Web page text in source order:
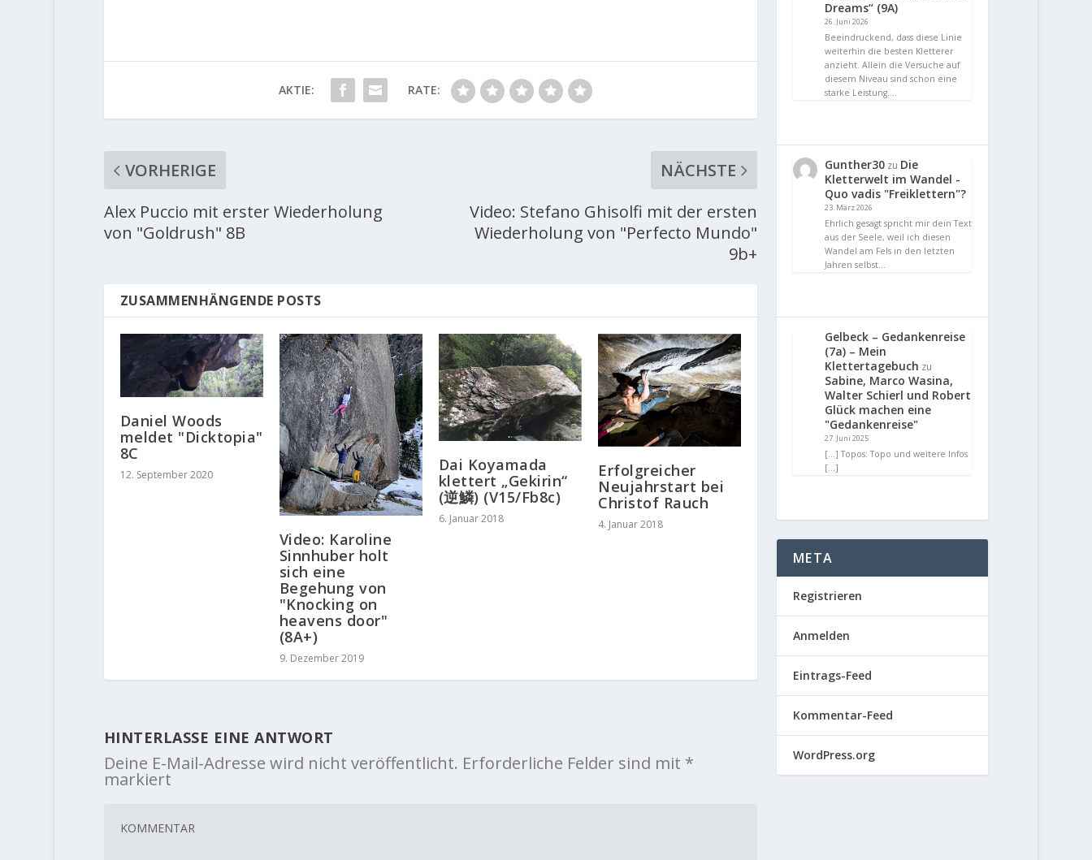
AKTIE: RATE:
VORHERIGE
Alex Puccio mit erster Wiederholung
von "Goldrush" 8B
NÄCHSTE
Video: Stefano Ghisolfi mit der ersten
Wiederholung von "Perfecto Mundo"
9b+
ZUSAMMENHÄNGENDE POSTS
Daniel Woods
meldet "Dicktopia"
8C
12. September 2020
Video: Karoline
Sinnhuber holt
sich eine
Begehung von
"Knocking on
heavens door"
(8A+)
9. Dezember 2019
Dai Koyamada
klettert „Gekirin“
(逆鱗) (V15/Fb8c)
6. Januar 2018
Erfolgreicher
Neujahrstart bei
Christof Rauch
4. Januar 2018
HINTERLASSE EINE ANTWORT
Deine E-Mail-Adresse wird nicht veröffentlicht. Erforderliche Felder sind mit *
markiert
Dreams“ (9A)
26. Juni 2026
Beeindruckend, dass diese Linie
weiterhin die besten Kletterer
anzieht. Allein die Versuche auf
diesem Niveau sind schon eine
starke Leistung.…
Gunther30 zu Die
Kletterwelt im Wandel -
Quo vadis "Freiklettern"?
23. März 2026
Ehrlich gesagt spricht mir dein Text
aus der Seele, weil ich diesen
Wandel am Fels in den letzten
Jahren selbst…
Gelbeck – Gedankenreise
(7a) – Mein
Klettertagebuch zu
Sabine, Marco Wasina,
Walter Schierl und Robert
Glück machen eine
"Gedankenreise"
27. Juni 2025
[…] Topos: Topo und weitere Infos
[…]
META
Registrieren
Anmelden
Eintrags-Feed
Kommentar-Feed
WordPress.org